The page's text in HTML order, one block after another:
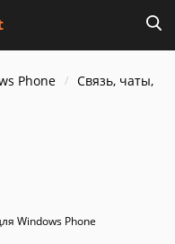
Phone
Связь, чаты,
Windows Phone